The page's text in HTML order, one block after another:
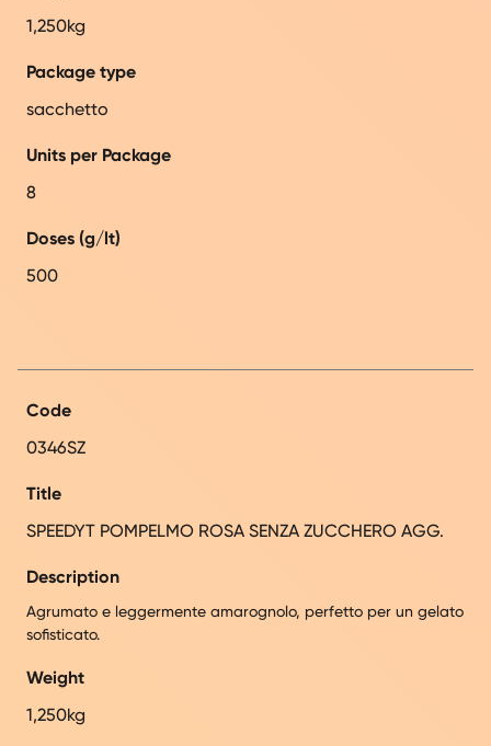
1,250kg
Package type
sacchetto
Units per Package
8
Doses (g/lt)
500
Code
0346SZ
Title
SPEEDYT POMPELMO ROSA SENZA ZUCCHERO AGG.
Description
Agrumato e leggermente amarognolo, perfetto per un gelato
sofisticato.
Weight
1,250kg